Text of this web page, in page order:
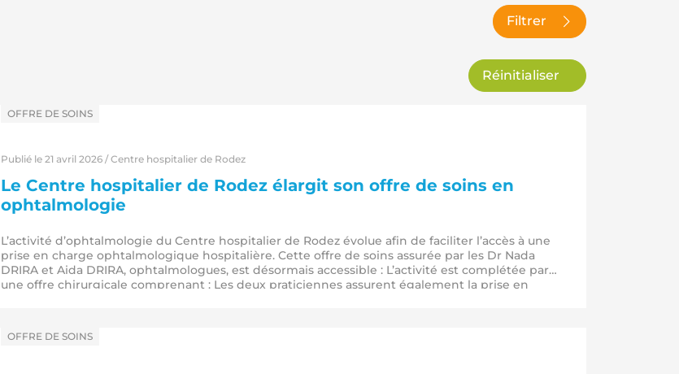
Filtrer
Réinitialiser
Le Centre hospitalier de Rodez élargit son offre de soins en
ophtalmologie
Publié le 21 avril 2026 / Centre hospitalier de Rodez
dans
OFFRE DE SOINS
L’activité d’ophtalmologie du Centre hospitalier de Rodez évolue afin de faciliter l’accès à une
prise en charge ophtalmologique hospitalière. Cette offre de soins assurée par les Dr Nada
DRIRA et Aida DRIRA, ophtalmologues, est désormais accessible : L’activité est complétée par
une offre chirurgicale comprenant : Les deux praticiennes assurent également la prise en
dans
OFFRE DE SOINS